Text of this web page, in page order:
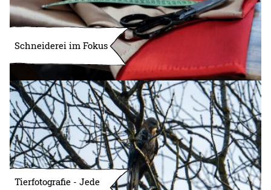
Schneiderei im Fokus
Tierfotografie - Jede